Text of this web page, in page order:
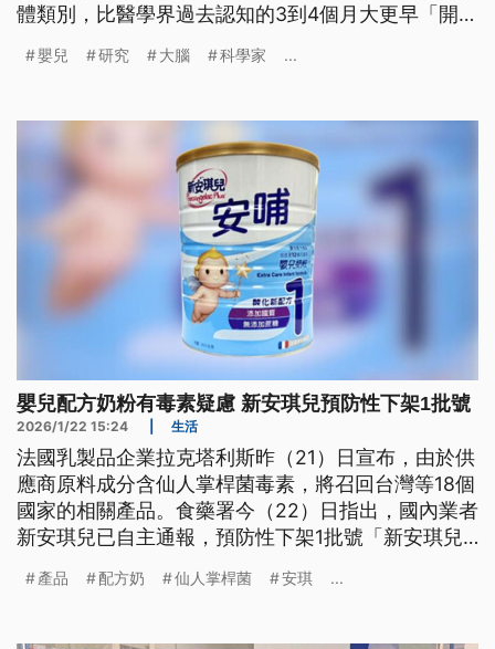
體類別，比醫學界過去認知的3到4個月大更早「開
嬰兒 研究 大腦 科學家 ...
嬰兒配方奶粉有毒素疑慮 新安琪兒預防性下架1批號
2026/1/22 15:24 生活
法國乳製品企業拉克塔利斯昨（21）日宣布，由於供
應商原料成分含仙人掌桿菌毒素，將召回台灣等18個
國家的相關產品。食藥署今（22）日指出，國內業者
新安琪兒已自主通報，預防性下架1批號「新安琪兒
產品 配方奶 仙人掌桿菌 安琪 ...